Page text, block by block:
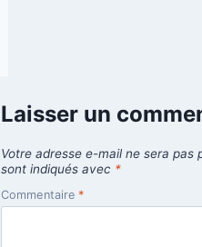
Laisser un
Votre adresse e-mail ne sera pas
sont indiqués avec *
Commentaire *